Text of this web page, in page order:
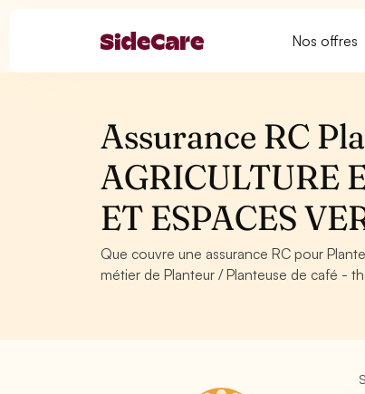
Nos offres
Assurance RC
AGRICULTURE
ET ESPACES
Que couvre une assurance RC pour
métier de Planteur / Planteuse de café -